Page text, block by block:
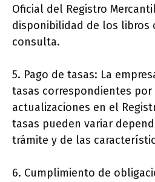
Oficial del Registro
disponibilidad de los libros
consulta.
5. Pago de tasas: La
tasas correspondientes
actualizaciones en el
tasas pueden variar
trámite y de las
6. Cumplimiento de